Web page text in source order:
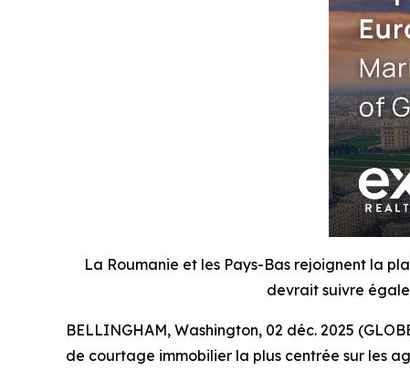
La Roumanie et les Pays-Bas rejoignent la
devrait suivre
BELLINGHAM, Washington, 02 déc. 2025
de courtage immobilier la plus centrée sur les